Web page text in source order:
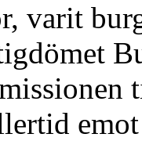
varit